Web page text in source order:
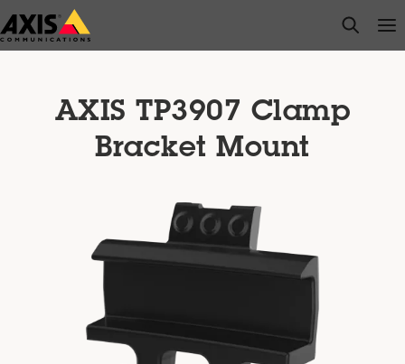
주
요
open
AXIS TP3907 Clamp
Bracket Mount